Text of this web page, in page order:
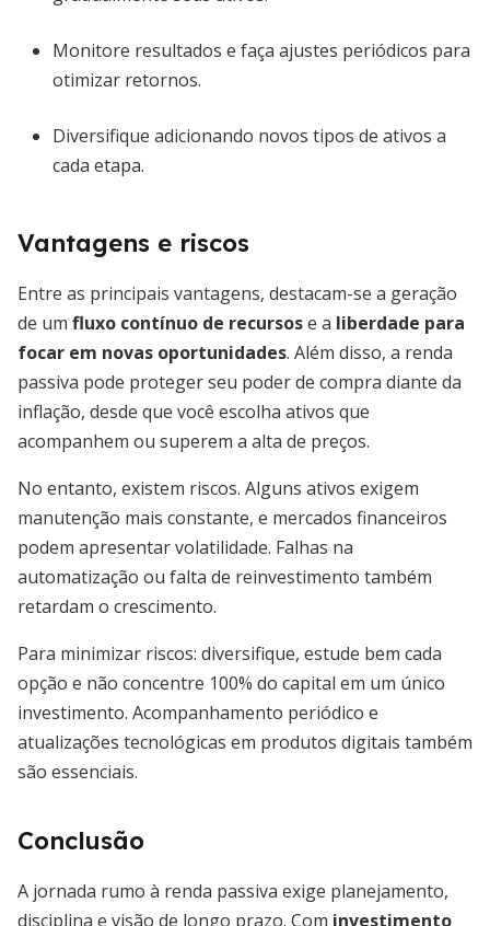
Monitore resultados e faça ajustes periódicos para
otimizar retornos.
Diversifique adicionando novos tipos de ativos a
cada etapa.
Vantagens e riscos
Entre as principais vantagens, destacam-se a geração
de um fluxo contínuo de recursose a liberdade para
focar em novas oportunidades. Além disso, a renda
passiva pode proteger seu poder de compra diante da
inflação, desde que você escolha ativos que
acompanhem ou superem a alta de preços.
No entanto, existem riscos. Alguns ativos exigem
manutenção mais constante, e mercados financeiros
podem apresentar volatilidade. Falhas na
automatização ou falta de reinvestimento também
retardam o crescimento.
Para minimizar riscos: diversifique, estude bem cada
opção e não concentre 100% do capital em um único
investimento. Acompanhamento periódico e
atualizações tecnológicas em produtos digitais também
são essenciais.
Conclusão
A jornada rumo à renda passiva exige planejamento,
disciplina e visão de longo prazo. Com investimento